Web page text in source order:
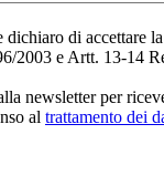
dichiaro di accettare
2003 e Artt. 13-14
newsletter per
al trattamento dei